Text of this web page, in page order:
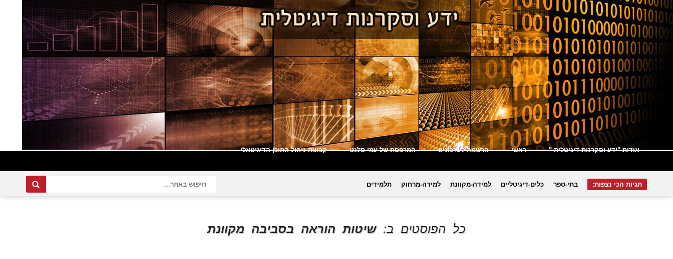
אודות "ידע וסקרנות דיגיטלית " ראשי הרשמה לעדכונים המרפסת של עמי סלנט קבוצת ניהול התוכן הדיגיטאלי
תגיות הכי נצפות: בתי-ספר כלים-דיגיטליים למידה-מקוונת למידה-מרחוק תלמידים
כל הפוסטים ב:שיטות הוראה בסביבה מקוונת